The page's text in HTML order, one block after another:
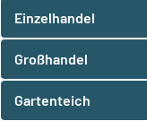
Einzelhandel
Großhandel
Gartenteich